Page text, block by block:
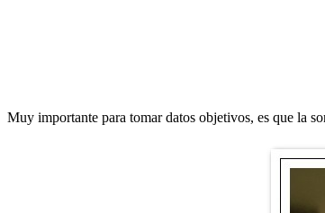
Muy importante para tomar datos objetivos, es que la